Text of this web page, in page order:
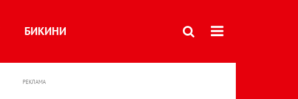
БИКИНИ
РЕКЛАМА